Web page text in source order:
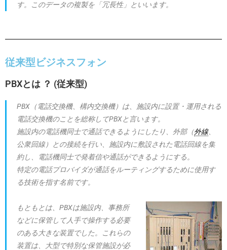
す。このデータの複製を「冗長性」といいます。
従来型ビジネスフォン
PBXとは ？ (従来型)
PBX（電話交換機、構内交換機）は、施設内に設置・運用される
電話交換機のことを総称してPBXと言います。
施設内の電話機同士で通話できるようにしたり、外部（外線、
公衆回線）との接続を行い、施設内に敷設された電話回線を集
約し、電話機同士で発着信や通話ができるようにする。
特定の電話プロバイダが通話をルーティングするために使用す
る技術を指す名前です。
もともとは、PBXは施設内、事務所
などに保管して人手で操作する必要
のある大きな装置でした。これらの
装置は、大型で特別な保管施設が必